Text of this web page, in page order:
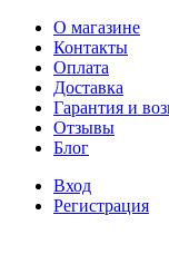
О магазине
Контакты
Оплата
Доставка
Гарантия и
Отзывы
Блог
Вход
Регистрация